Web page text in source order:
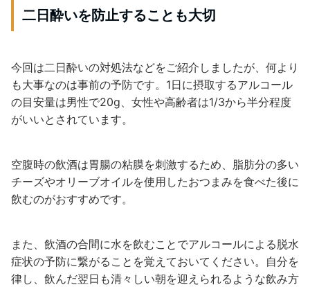
二日酔いを防止することも大切
今回は二日酔いの対処法などをご紹介しましたが、何より
も大事なのは事前の予防です。1日に摂取するアルコール
の目安量は男性で20g、女性や高齢者は1/3から半分程度
がいいとされています。
空腹時の飲酒は胃腸の粘膜を刺激するため、脂肪分の多い
チーズやオリーブオイルを使用したおつまみを食べた後に
飲むのがおすすめです。
また、飲酒の合間に水を飲むことでアルコールによる脱水
症状の予防に繋がることを覚えておいてください。自分を
律し、飲んだ翌日も清々しい朝を迎えられるような飲み方